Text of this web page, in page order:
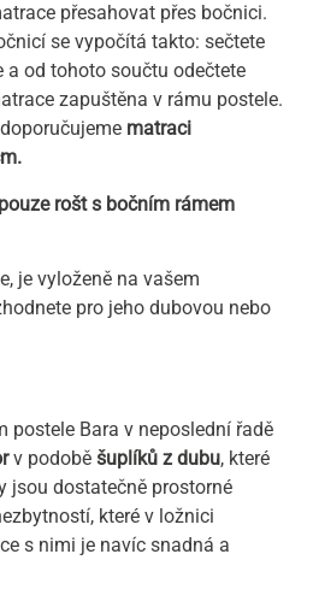
přesahovat přes bočnici.
se vypočítá takto: sečtete
a od tohoto součtu odečtete
zapuštěna v rámu postele.
matraci
rošt s bočním rámem
je vyloženě na vašem
pro jeho dubovou nebo
postele Bara v neposlední řadě
v podobě šuplíků z dubu, které
jsou dostatečně prostorné
které v ložnici
s nimi je navíc snadná a